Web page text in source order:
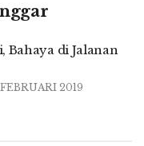
Bahaya di Jalanan
2019